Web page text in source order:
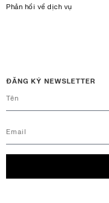
Phản hồi về dịch vụ
ĐĂNG KÝ NEWSLETTER